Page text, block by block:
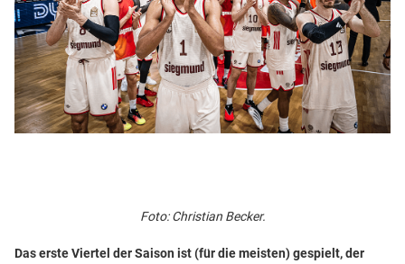
Foto: Christian Becker.
Das erste Viertel der Saison ist (für die meisten) gespielt, der